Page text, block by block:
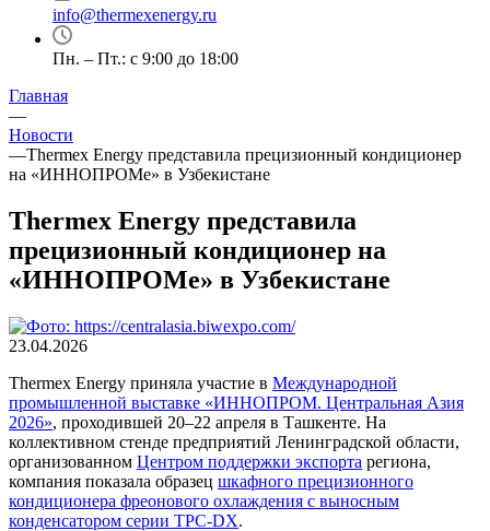
info@thermexenergy.ru
Пн. – Пт.: с 9:00 до 18:00
Главная
—
Новости
—Thermex Energy представила прецизионный кондиционер
на «ИННОПРОМе» в Узбекистане
Thermex Energy представила
прецизионный кондиционер на
«ИННОПРОМе» в Узбекистане
23.04.2026
Thermex Energy приняла участие в Международной
промышленной выставке «ИННОПРОМ. Центральная Азия
2026», проходившей 20–22 апреля в Ташкенте. На
коллективном стенде предприятий Ленинградской области,
организованном Центром поддержки экспорта региона,
компания показала образец шкафного прецизионного
кондиционера фреонового охлаждения с выносным
конденсатором серии TPC-DX.